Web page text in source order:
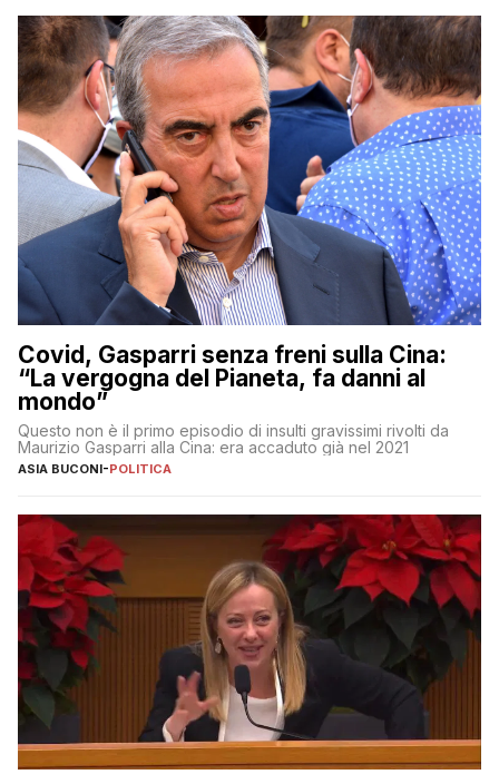
Covid, Gasparri senza freni sulla Cina:
“La vergogna del Pianeta, fa danni al
mondo”
Questo non è il primo episodio di insulti gravissimi rivolti da
Maurizio Gasparri alla Cina: era accaduto già nel 2021
ASIA BUCONI-POLITICA